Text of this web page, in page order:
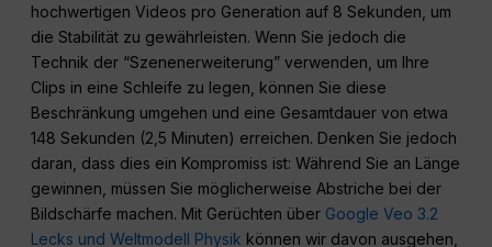
hochwertigen Videos pro Generation auf 8 Sekunden, um
die Stabilität zu gewährleisten. Wenn Sie jedoch die
Technik der “Szenenerweiterung” verwenden, um Ihre
Clips in eine Schleife zu legen, können Sie diese
Beschränkung umgehen und eine Gesamtdauer von etwa
148 Sekunden (2,5 Minuten) erreichen. Denken Sie jedoch
daran, dass dies ein Kompromiss ist: Während Sie an Länge
gewinnen, müssen Sie möglicherweise Abstriche bei der
Bildschärfe machen. Mit Gerüchten über Google Veo 3.2
Lecks und Weltmodell Physik können wir davon ausgehen,